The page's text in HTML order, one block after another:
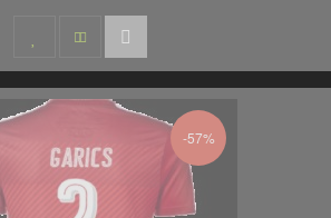
-57%